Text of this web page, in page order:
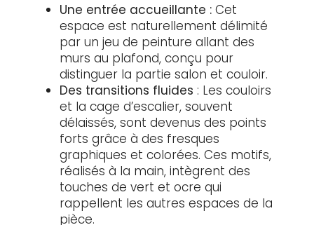
Une entrée accueillante : Cet
espace est naturellement délimité
par un jeu de peinture allant des
murs au plafond, conçu pour
distinguer la partie salon et couloir.
Des transitions fluides : Les couloirs
et la cage d’escalier, souvent
délaissés, sont devenus des points
forts grâce à des fresques
graphiques et colorées. Ces motifs,
réalisés à la main, intègrent des
touches de vert et ocre qui
rappellent les autres espaces de la
pièce.